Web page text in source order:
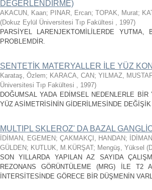
DEĞERLENDİRME)
AKACUN, Kaan; PINAR, Ercan; TOPAK, Murat;
(Dokuz Eylül Üniversitesi Tıp Fakültesi , 1997)
PARSİYEL LARENJEKTOMİLİLERDE
PROBLEMDİR.
SENTETİK MATERYALLER İLE YÜZ
Karataş, Özlem; KARACA, CAN; YILMAZ,
Üniversitesi Tıp Fakültesi , 1997)
DOĞUMSAL YADA EDİMSEL NEDENLERLE
YÜZ ASİMETRİSİNİN GİDERİLMESİNDE
MULTIPL SKLEROZ' DA BAZAL
İDİMAN, EGEMEN; ÇAKMAKÇI, HANDAN;
GÜLDEN; KUTLUK, M.KÜRŞAT; Mengüş, Yüksel (
SON YILLARDA YAPILAN AZ SAYIDA
REZONANS GÖRÜNTÜLEME (MRG) İLE T2
İNTERSİTESİNDE GÖRECE BİR DÜŞMENİN